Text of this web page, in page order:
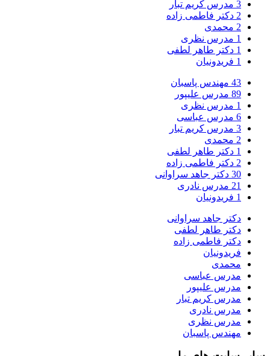
3 مدرس کریم تبار
2 دکتر فاطمی زاده
2 محمدی
1 مدرس نظری
1 دکتر طاهر لطفی
1 فریدونیان
43 مهندس پاسبان
89 مدرس علیپور
1 مدرس نظری
6 مدرس عباسی
3 مدرس کریم تبار
2 محمدی
1 دکتر طاهر لطفی
2 دکتر فاطمی زاده
30 دکتر جاهد سراوانی
21 مدرس نادری
1 فریدونیان
دکتر جاهد سراوانی
دکتر طاهر لطفی
دکتر فاطمی زاده
فریدونیان
محمدی
مدرس عباسی
مدرس علیپور
مدرس کریم تبار
مدرس نادری
مدرس نظری
مهندس پاسبان